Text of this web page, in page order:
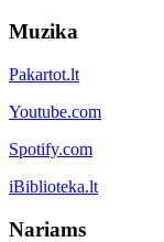
Muzika
Pakartot.lt
Youtube.com
Spotify.com
iBiblioteka.lt
Nariams